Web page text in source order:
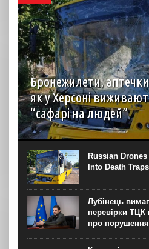
Бронежилети, аптечки
як у Херсоні
“сафарі на людей”
автор: Вірджинія Нгуєн Хоанг
бельгійська журналістка з
Термін “сафарі на людей”
х часів Боснійської війни, коли,
Russian
Into Death Traps
Лубінець
перевірки ТЦК
про порушення